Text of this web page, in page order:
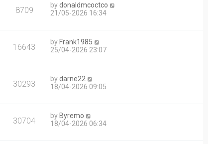
8709 bydonaldmcoctco
21/05-2026 16:34
16643 by Frank1985
25/04-2026 23:07
30293 bydarne22
18/04-2026 09:05
30704 by Byremo
18/04-2026 06:34